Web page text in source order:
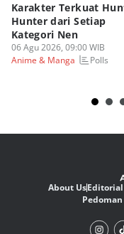
Karakter Terkuat
Hunter dari Setiap
Kategori Nen
06 Agu 2026, 09:00 WIB
Anime & Manga
Polls
About UsEditorial